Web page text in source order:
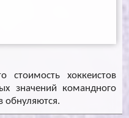
стоимость хоккеистов
значений командного
обнуляются.